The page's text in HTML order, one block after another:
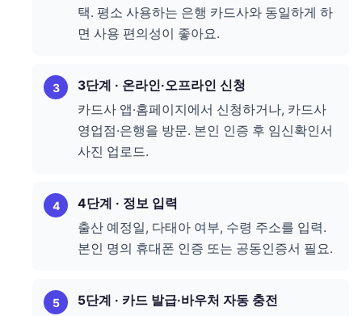
택. 평소 사용하는 은행 카드사와 동일하게 하
면 사용 편의성이 좋아요.
3단계 · 온라인·오프라인 신청
카드사 앱·홈페이지에서 신청하거나, 카드사
영업점·은행을 방문. 본인 인증 후 임신확인서
사진 업로드.
4단계 · 정보 입력
출산 예정일, 다태아 여부, 수령 주소를 입력.
본인 명의 휴대폰 인증 또는 공동인증서 필요.
5단계 · 카드 발급·바우처 자동 충전